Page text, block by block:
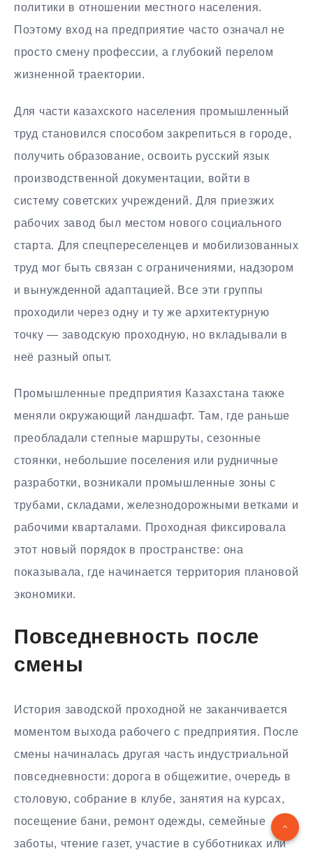
политики в отношении местного населения.
Поэтому вход на предприятие часто означал не
просто смену профессии, а глубокий перелом
жизненной траектории.
Для части казахского населения промышленный
труд становился способом закрепиться в городе,
получить образование, освоить русский язык
производственной документации, войти в
систему советских учреждений. Для приезжих
рабочих завод был местом нового социального
старта. Для спецпереселенцев и мобилизованных
труд мог быть связан с ограничениями, надзором
и вынужденной адаптацией. Все эти группы
проходили через одну и ту же архитектурную
точку — заводскую проходную, но вкладывали в
неё разный опыт.
Промышленные предприятия Казахстана также
меняли окружающий ландшафт. Там, где раньше
преобладали степные маршруты, сезонные
стоянки, небольшие поселения или рудничные
разработки, возникали промышленные зоны с
трубами, складами, железнодорожными ветками и
рабочими кварталами. Проходная фиксировала
этот новый порядок в пространстве: она
показывала, где начинается территория плановой
экономики.
Повседневность после
смены
История заводской проходной не заканчивается
моментом выхода рабочего с предприятия. После
смены начиналась другая часть индустриальной
повседневности: дорога в общежитие, очередь в
столовую, собрание в клубе, занятия на курсах,
посещение бани, ремонт одежды, семейные
заботы, чтение газет, участие в субботниках или